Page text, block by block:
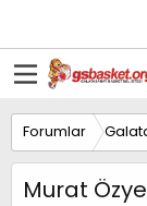
Forumlar
Murat